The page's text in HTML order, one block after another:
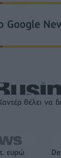
θέλει να
ευρώ